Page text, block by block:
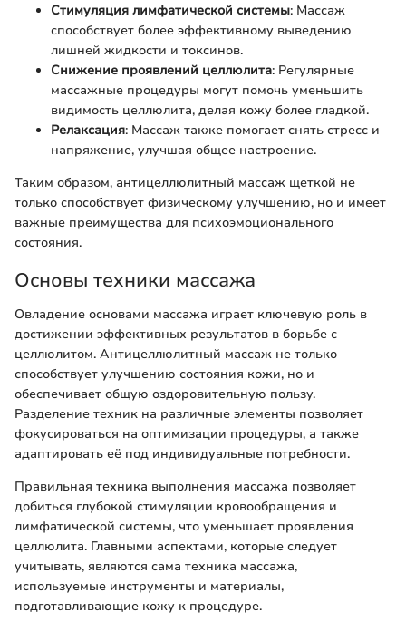
Стимуляция лимфатической системы: Массаж
способствует более эффективному выведению
лишней жидкости и токсинов.
Снижение проявлений целлюлита: Регулярные
массажные процедуры могут помочь уменьшить
видимость целлюлита, делая кожу более гладкой.
Релаксация: Массаж также помогает снять стресс и
напряжение, улучшая общее настроение.
Таким образом, антицеллюлитный массаж щеткой не
только способствует физическому улучшению, но и имеет
важные преимущества для психоэмоционального
состояния.
Основы техники массажа
Овладение основами массажа играет ключевую роль в
достижении эффективных результатов в борьбе с
целлюлитом. Антицеллюлитный массаж не только
способствует улучшению состояния кожи, но и
обеспечивает общую оздоровительную пользу.
Разделение техник на различные элементы позволяет
фокусироваться на оптимизации процедуры, а также
адаптировать её под индивидуальные потребности.
Правильная техника выполнения массажа позволяет
добиться глубокой стимуляции кровообращения и
лимфатической системы, что уменьшает проявления
целлюлита. Главными аспектами, которые следует
учитывать, являются сама техника массажа,
используемые инструменты и материалы,
подготавливающие кожу к процедуре.